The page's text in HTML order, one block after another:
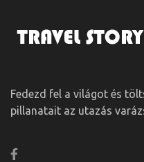
Fedezd fel a világot és
pillanatait az utazás